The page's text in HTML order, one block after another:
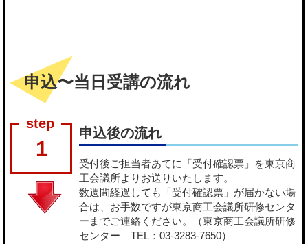
申込〜当日受講の流れ
1
申込後の流れ
受付後ご担当者あてに「受付確認票」を東京商
工会議所よりお送りいたします。
数週間経過しても「受付確認票」が届かない場
合は、お手数ですが東京商工会議所研修センタ
ーまでご連絡ください。（東京商工会議所研修
センター TEL：03-3283-7650）